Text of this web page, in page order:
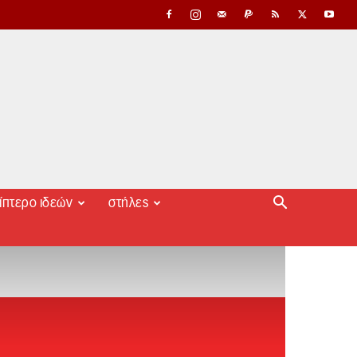
ιδεών στήλες